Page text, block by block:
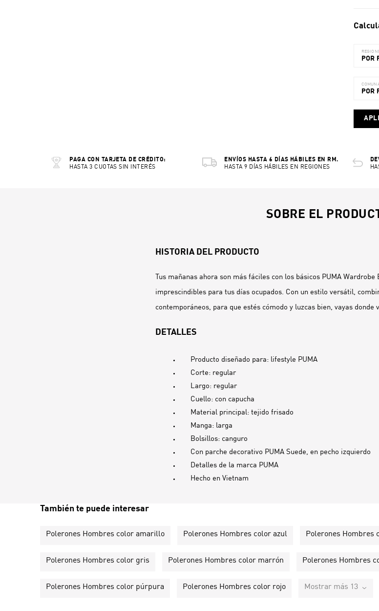
POR
POR
PAGA CON TARJETA DE CRÉDITO:
HASTA 3 CUOTAS SIN INTERÉS
ENVÍOS HASTA 6 DÍAS HÁBILES EN RM.
HASTA 9 DÍAS HÁBILES EN REGIONES
SOBRE EL
HISTORIA DEL PRODUCTO
Tus mañanas ahora son más fáciles con los básicos PUMA Wardrobe
imprescindibles para tus días ocupados. Con un estilo versátil,
contemporáneos, para que estés cómodo y luzcas bien, vayas donde
DETALLES
Producto diseñado para: lifestyle PUMA
Corte: regular
Largo: regular
Cuello: con capucha
Material principal: tejido frisado
Manga: larga
Bolsillos: canguro
Con parche decorativo PUMA Suede, en pecho izquierdo
Detalles de la marca PUMA
Hecho en Vietnam
También te puede interesar
Polerones Hombres color amarillo Polerones Hombres color azul Polerones Hombres
Polerones Hombres color gris Polerones Hombres color marrón Polerones Hombres
Polerones Hombres color púrpura Polerones Hombres color rojo Mostrar más 13